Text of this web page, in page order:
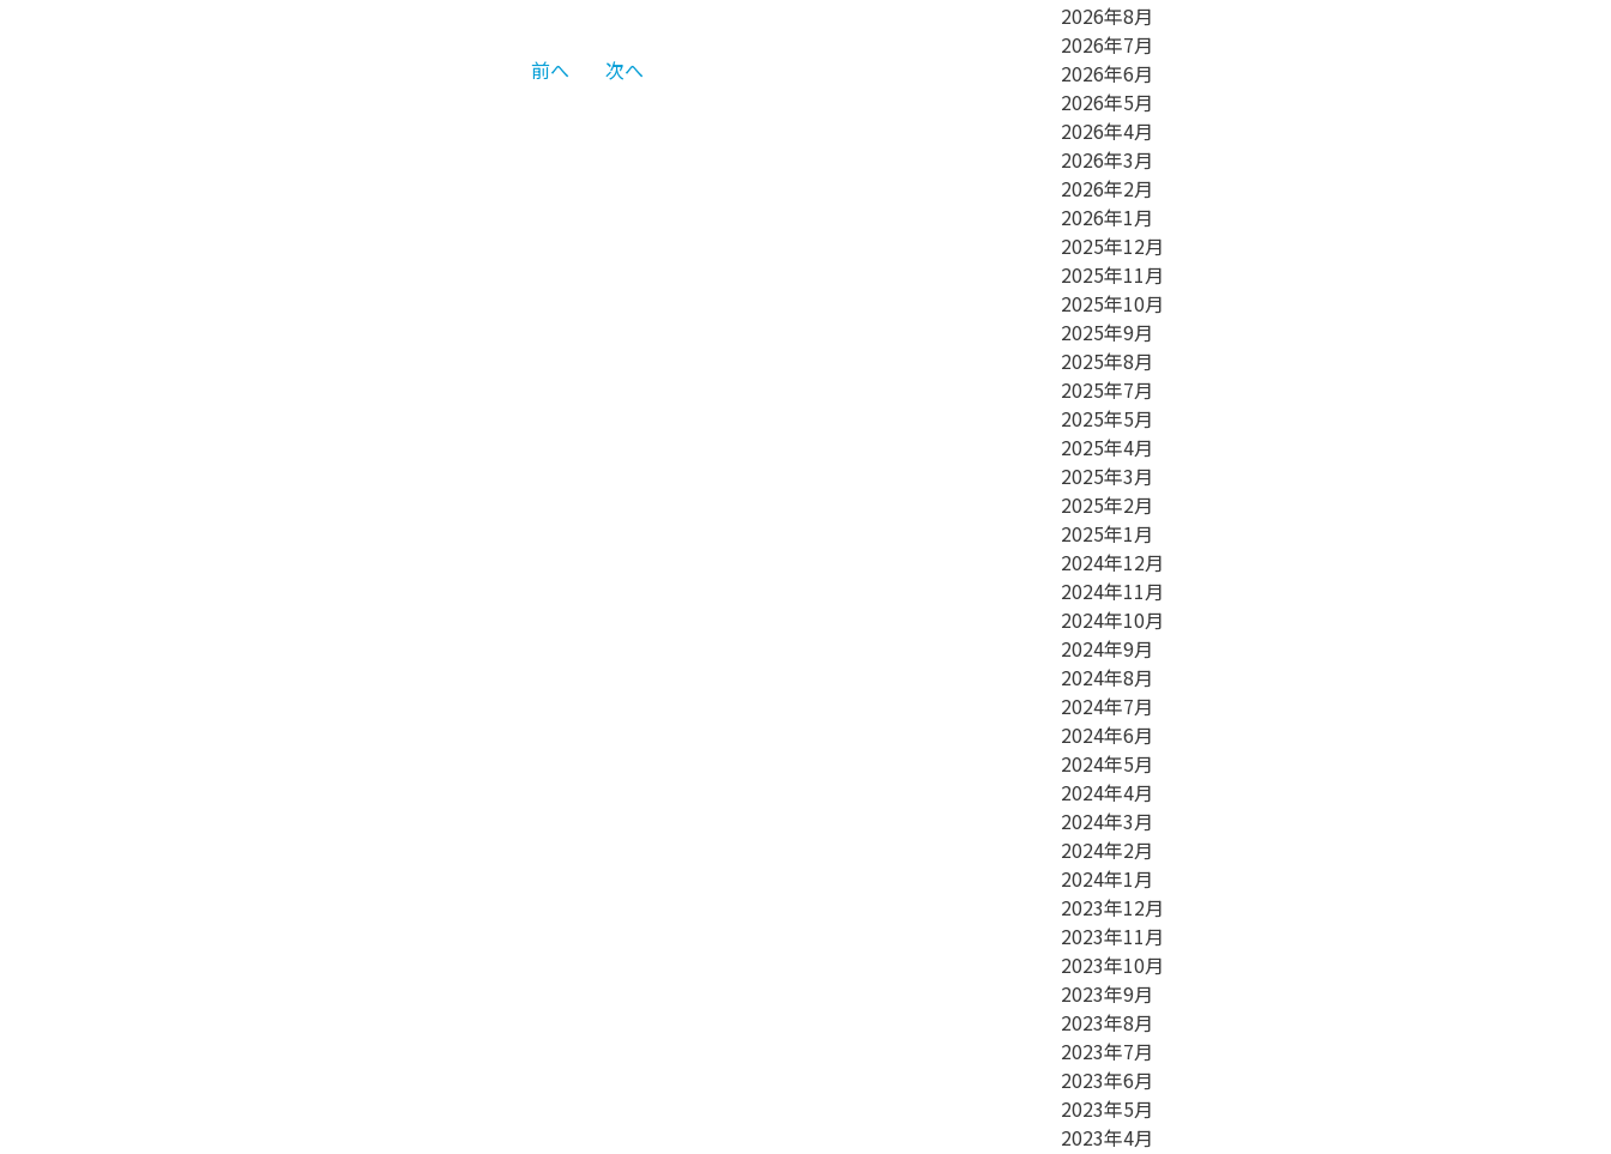
投
前へ 次へ
2026年8月
2026年7月
2026年6月
2026年5月
2026年4月
2026年3月
2026年2月
2026年1月
2025年12月
2025年11月
2025年10月
2025年9月
2025年8月
2025年7月
2025年5月
2025年4月
2025年3月
2025年2月
2025年1月
2024年12月
2024年11月
2024年10月
2024年9月
2024年8月
2024年7月
2024年6月
2024年5月
2024年4月
2024年3月
2024年2月
2024年1月
2023年12月
2023年11月
2023年10月
2023年9月
2023年8月
2023年7月
2023年6月
2023年5月
2023年4月